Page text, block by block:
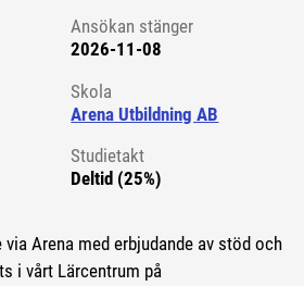
Ansökan stänger
2026-11-08
Skola
Arena Utbildning AB
Studietakt
Deltid (25%)
Arena med erbjudande av stöd och
i vårt Lärcentrum på